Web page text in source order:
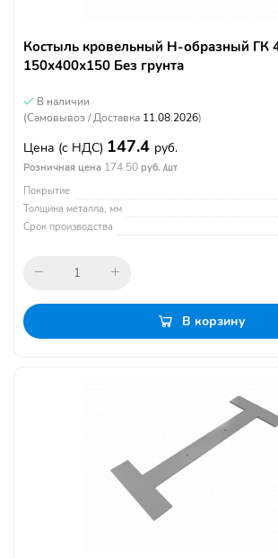
Костыль кровельный Н-образный ГК
150х400х150 Без грунта
В наличии
(Самовывоз / Доставка 11.08.2026)
Цена (с НДС) 147.4 руб.
Розничная цена 174.50 руб. /шт
Покрытие
Толщина металла, мм
Срок производства
В корзину